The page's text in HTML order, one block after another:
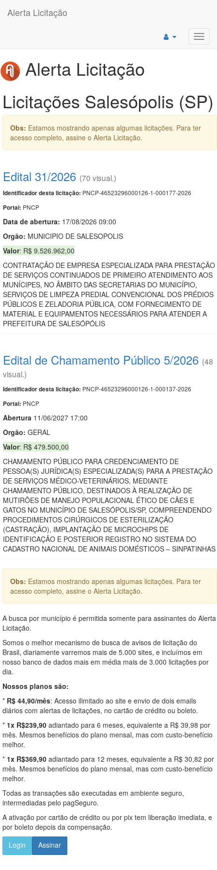
Alerta Licitação
Alerta Licitação
Licitações Salesópolis (SP)
Obs: Estamos mostrando apenas algumas licitações. Para ter
acesso completo, assine o Alerta Licitação.
Edital 31/2026 (70 visual.)
Identificador desta licitação: PNCP-46523296000126-1-000177-2026
Portal: PNCP
Data de abertura: 17/08/2026 09:00
Orgão: MUNICIPIO DE SALESOPOLIS
Valor: R$ 9.526.962,00
CONTRATAÇÃO DE EMPRESA ESPECIALIZADA PARA PRESTAÇÃO
DE SERVIÇOS CONTINUADOS DE PRIMEIRO ATENDIMENTO AOS
MUNÍCIPES, NO ÂMBITO DAS SECRETARIAS DO MUNICÍPIO,
SERVIÇOS DE LIMPEZA PREDIAL CONVENCIONAL DOS PRÉDIOS
PÚBLICOS E ZELADORIA PÚBLICA, COM FORNECIMENTO DE
MATERIAL E EQUIPAMENTOS NECESSÁRIOS PARA ATENDER A
PREFEITURA DE SALESÓPÓLIS
Edital de Chamamento Público 5/2026 (48
visual.)
Identificador desta licitação: PNCP-46523296000126-1-000137-2026
Portal: PNCP
Abertura 11/06/2027 17:00
Orgão: GERAL
Valor: R$ 479.500,00
CHAMAMENTO PÚBLICO PARA CREDENCIAMENTO DE
PESSOA(S) JURÍDICA(S) ESPECIALIZADA(S) PARA A PRESTAÇÃO
DE SERVIÇOS MÉDICO-VETERINÁRIOS, MEDIANTE
CHAMAMENTO PÚBLICO, DESTINADOS À REALIZAÇÃO DE
MUTIRÕES DE MANEJO POPULACIONAL ÉTICO DE CÃES E
GATOS NO MUNICÍPIO DE SALESÓPOLIS/SP, COMPREENDENDO
PROCEDIMENTOS CIRÚRGICOS DE ESTERILIZAÇÃO
(CASTRAÇÃO), IMPLANTAÇÃO DE MICROCHIPS DE
IDENTIFICAÇÃO E POSTERIOR REGISTRO NO SISTEMA DO
CADASTRO NACIONAL DE ANIMAIS DOMÉSTICOS – SINPATINHAS
Obs: Estamos mostrando apenas algumas licitações. Para ter
acesso completo, assine o Alerta Licitação.
A busca por município é permitida somente para assinantes do Alerta
Licitação.
Somos o melhor mecanismo de busca de avisos de licitação do
Brasil, diariamente varremos mais de 5.000 sites, e incluímos em
nosso banco de dados mais em média mais de 3.000 licitações por
dia.
Nossos planos são:
* R$ 44,90/mês: Acesso ilimitado ao site e envio de dois emails
diários com alertas de licitações, no cartão de crédito ou boleto.
* 1x R$239,90 adiantado para 6 meses, equivalente a R$ 39,98 por
mês. Mesmos benefícios do plano mensal, mas com custo-benefício
melhor.
* 1x R$369,90 adiantado para 12 meses, equivalente a R$ 30,82 por
mês. Mesmos benefícios do plano mensal, mas com custo-benefício
melhor.
Todas as transações são executadas em ambiente seguro,
intermediadas pelo pagSeguro.
A ativação por cartão de crédito ou por pix tem liberação imediata, e
por boleto depois da compensação.
Login
Assinar